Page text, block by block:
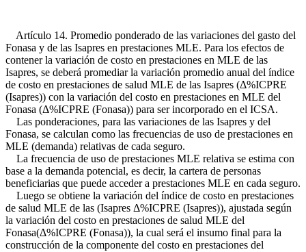
Artículo 14. Promedio ponderado de las variaciones del gasto del
Fonasa y de las Isapres en prestaciones MLE. Para los efectos de
contener la variación de costo en prestaciones en MLE de las
Isapres, se deberá promediar la variación promedio anual del índice
de costo en prestaciones de salud MLE de las Isapres (Δ%ICPRE
(Isapres)) con la variación del costo en prestaciones en MLE del
Fonasa (Δ%ICPRE (Fonasa)) para ser incorporado en el ICSA.
Las ponderaciones, para las variaciones de las Isapres y del
Fonasa, se calculan como las frecuencias de uso de prestaciones en
MLE (demanda) relativas de cada seguro.
La frecuencia de uso de prestaciones MLE relativa se estima con
base a la demanda potencial, es decir, la cartera de personas
beneficiarias que puede acceder a prestaciones MLE en cada seguro.
Luego se obtiene la variación del índice de costo en prestaciones
de salud MLE de las (Isapres Δ%ICPRE (Isapres)), ajustada según
la variación del costo en prestaciones de salud MLE del
Fonasa(Δ%ICPRE (Fonasa)), la cual será el insumo final para la
construcción de la componente del costo en prestaciones del